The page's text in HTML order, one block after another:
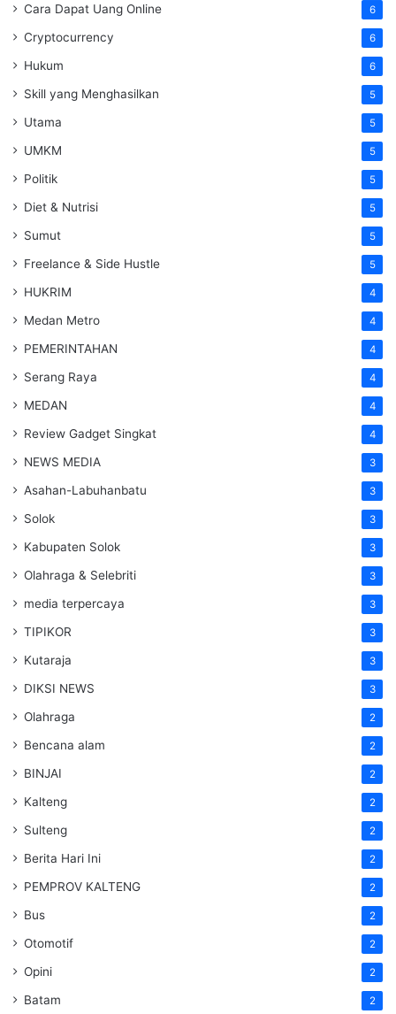
Cara Dapat Uang Online 6
Cryptocurrency 6
Hukum 6
Skill yang Menghasilkan 5
Utama 5
UMKM 5
Politik 5
Diet & Nutrisi 5
Sumut 5
Freelance & Side Hustle 5
HUKRIM 4
Medan Metro 4
PEMERINTAHAN 4
Serang Raya 4
MEDAN 4
Review Gadget Singkat 4
NEWS MEDIA 3
Asahan-Labuhanbatu 3
Solok 3
Kabupaten Solok 3
Olahraga & Selebriti 3
media terpercaya 3
TIPIKOR 3
Kutaraja 3
DIKSI NEWS 3
Olahraga 2
Bencana alam 2
BINJAI 2
Kalteng 2
Sulteng 2
Berita Hari Ini 2
PEMPROV KALTENG 2
Bus 2
Otomotif 2
Opini 2
Batam 2